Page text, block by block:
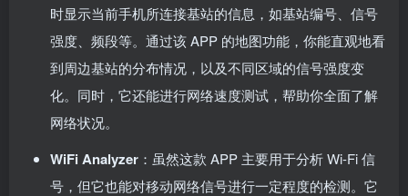
时显示当前手机所连接基站的信息，如基站编号、信号
强度、频段等。通过该 APP 的地图功能，你能直观地看
到周边基站的分布情况，以及不同区域的信号强度变
化。同时，它还能进行网络速度测试，帮助你全面了解
网络状况。
WiFi Analyzer ：虽然这款 APP 主要用于分析 Wi-Fi 信
号，但它也能对移动网络信号进行一定程度的检测。它